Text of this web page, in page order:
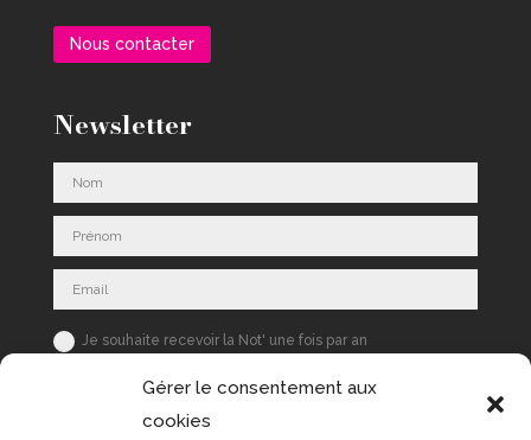
Gérer le consentement aux
cookies
Nous contacter
Newsletter
Je souhaite recevoir la Not' une fois par an